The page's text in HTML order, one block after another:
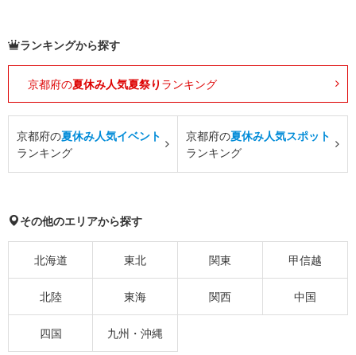
ランキングから探す
京都府の夏休み人気夏祭り ランキング
京都府の夏休み人気イベント
ランキング
京都府の夏休み人気スポット
ランキング
その他のエリアから探す
北海道 東北 関東 甲信越
北陸 東海 関西 中国
四国 九州・沖縄